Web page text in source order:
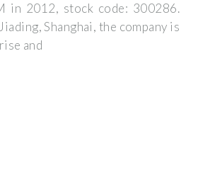
in 2012, stock code: 300286.
Shanghai, the company is
and